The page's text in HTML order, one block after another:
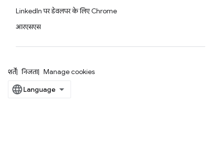
LinkedIn पर डेवलपर के लिए Chrome
आरएसएस
शर्तें निजता Manage cookies